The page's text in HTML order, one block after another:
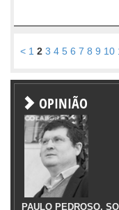
< 1 2 3 4 5 6 7 8 9 10
OPINIÃO
PAULO PEDROSO,